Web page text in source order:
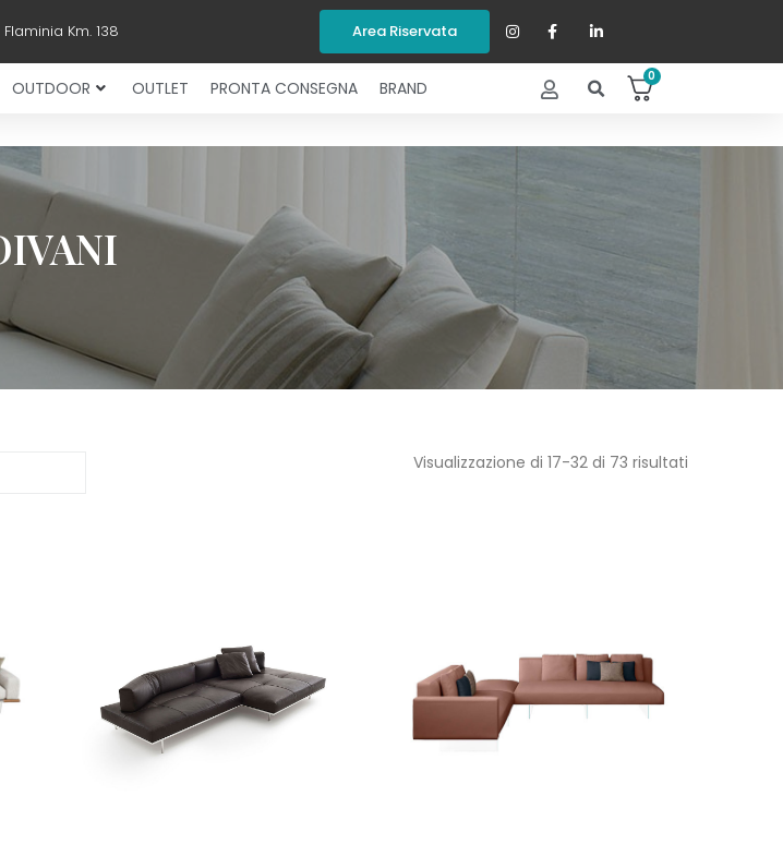
Km. 138 Area Riservata
OUTDOOR OUTLET PRONTA CONSEGNA BRAND
0
Visualizzazione di 17-32 di 73 risultati